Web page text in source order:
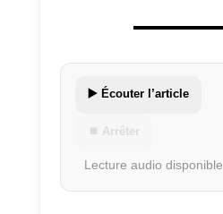
▶️ Écouter l’article
⏹ Arrêter
Lecture audio disponible